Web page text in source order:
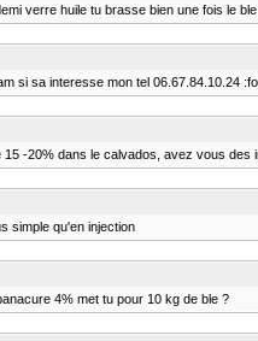
verre huile tu brasse bien une fois le
si sa interesse mon tel 06.67.84.10.24
-20% dans le calvados, avez vous
simple qu'en injection
4% met tu pour 10 kg de ble ?